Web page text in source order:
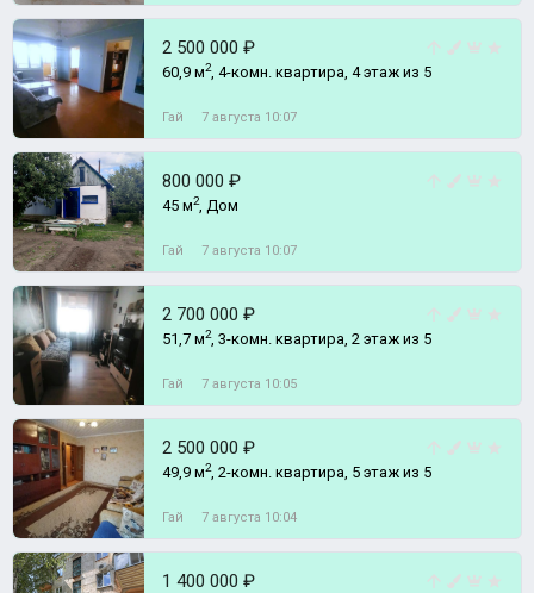
2 500 000 ₽
60,9 м2, 4-комн. квартира, 4 этаж из 5
Гай 7 августа 10:07
800 000 ₽
45 м2, Дом
Гай 7 августа 10:07
2 700 000 ₽
51,7 м2, 3-комн. квартира, 2 этаж из 5
Гай 7 августа 10:05
2 500 000 ₽
49,9 м2, 2-комн. квартира, 5 этаж из 5
Гай 7 августа 10:04
1 400 000 ₽